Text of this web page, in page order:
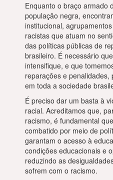
Enquanto o braço armado
população negra,
institucional,
racistas que atuam no
das políticas públicas de
brasileiro. É necessário
intensifique, e que
reparações e
em toda a sociedade
É preciso dar um basta à
racial. Acreditamos que,
racismo, é fundamental
combatido por meio de
garantam o acesso à
condições educacionais e
reduzindo as
sofrem com o racismo.